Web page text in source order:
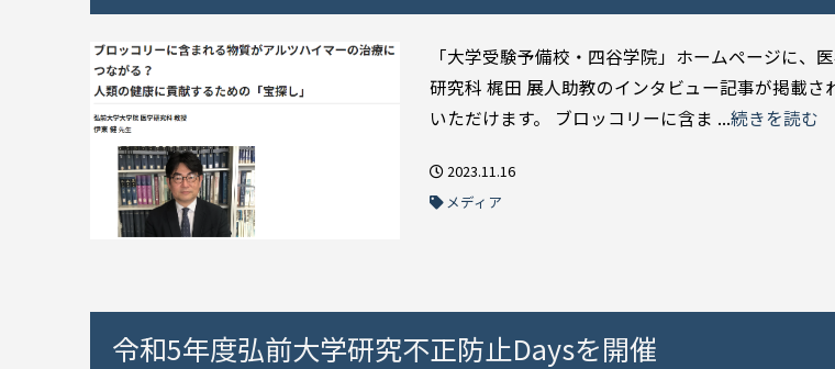
「大学受験予備校・四谷学院」ホームページに、
研究科 梶田 展人助教のインタビュー記事が掲載
いただけます。 ブロッコリーに含ま ...続きを読む
2023.11.16
メディア
令和5年度弘前大学研究不正防止Daysを開催